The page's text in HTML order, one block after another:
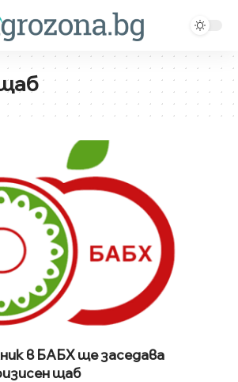
в БАБХ ще заседава
щаб